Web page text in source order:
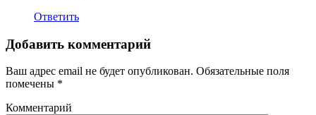
Ответить
Добавить комментарий
Ваш адрес email не будет опубликован. Обязательные поля
помечены *
Комментарий